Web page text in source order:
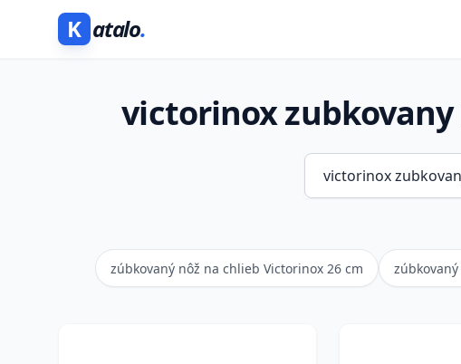
K atalo.
victorinox zubkovany
zúbkovaný nôž na chlieb Victorinox 26 cm